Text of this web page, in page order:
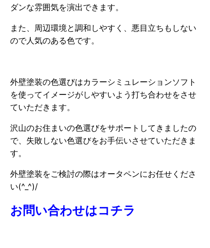
ダンな雰囲気を演出できます。
また、周辺環境と調和しやすく、悪目立ちもしない
ので人気のある色です。
外壁塗装の色選びはカラーシミュレーションソフト
を使ってイメージがしやすいよう打ち合わせをさせ
ていただきます。
沢山のお住まいの色選びをサポートしてきましたの
で、失敗しない色選びをお手伝いさせていただきま
す。
外壁塗装をご検討の際はオータペンにお任せくださ
い(^_^)/
お問い合わせはコチラ